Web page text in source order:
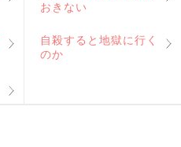
おきない
自殺すると地獄に行く
のか